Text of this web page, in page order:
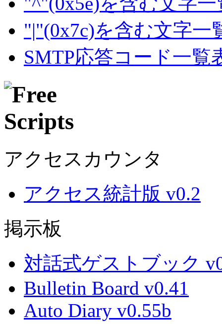
"|"(0x7c)を含む文字一
SMTP応答コード一覧
アクセスカウンタ
アクセス統計版 v0.2
掲示板
対話式ゲストブック
Bulletin Board v0.41
Auto Diary v0.55b